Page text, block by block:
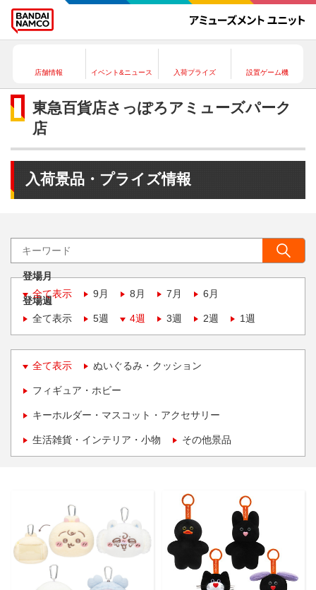
店舗情報 イベント&ニュース 入荷プライズ 設置ゲーム機
東急百貨店さっぽろアミューズパーク
店
入荷景品・プライズ情報
登場月
全て表示
9月 8月 7月 6月
登場週
全て表示
5週 4週 3週 2週 1週
全て表示 ぬいぐるみ・クッション
フィギュア・ホビー
キーホルダー・マスコット・アクセサリー
生活雑貨・インテリア・小物 その他景品